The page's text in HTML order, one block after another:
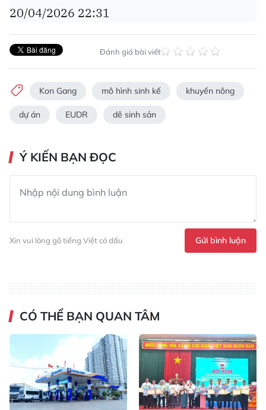
20/04/2026 22:31
Đánh giá bài viết
Kon Gang mô hình sinh kế khuyến nông
dự án EUDR dê sinh sản
Ý KIẾN BẠN ĐỌC
Xin vui lòng gõ tiếng Việt có dấu Gửi bình luận
CÓ THỂ BẠN QUAN TÂM